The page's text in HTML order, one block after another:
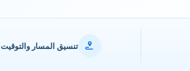
تنسيق المسار والتوقيت